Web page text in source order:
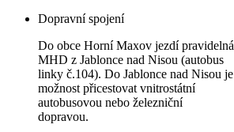
Dopravní spojení
Do obce Horní Maxov jezdí pravidelná
MHD z Jablonce nad Nisou (autobus
linky č.104). Do Jablonce nad Nisou je
možnost přicestovat vnitrostátní
autobusovou nebo železniční
dopravou.